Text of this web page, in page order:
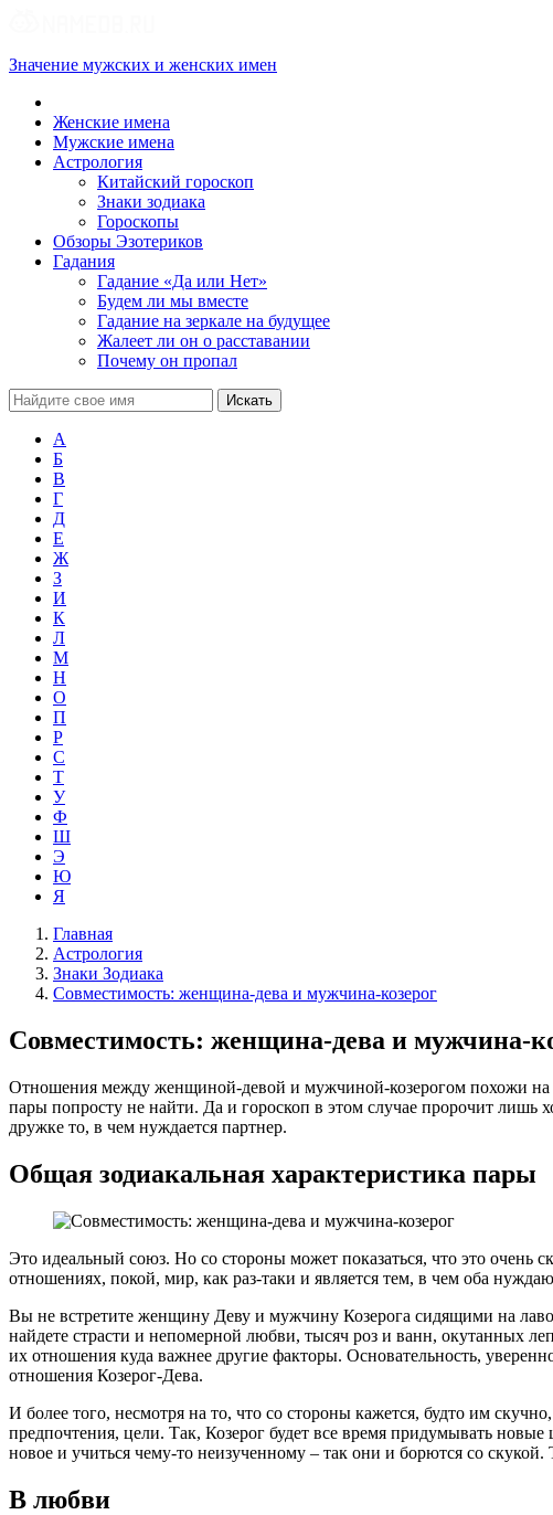
Значение мужских и женских имен
Женские имена
Мужские имена
Астрология
Китайский гороскоп
Знаки зодиака
Гороскопы
Обзоры Эзотериков
Гадания
Гадание «Да или Нет»
Будем ли мы вместе
Гадание на зеркале на будущее
Жалеет ли он о расставании
Почему он пропал
А
Б
В
Г
Д
Е
Ж
З
И
К
Л
М
Н
О
П
Р
С
Т
У
Ф
Ш
Э
Ю
Я
Главная
Астрология
Знаки Зодиака
Совместимость: женщина-дева и мужчина-козерог
Совместимость: женщина-дева и мужчина-
Отношения между женщиной-девой и мужчиной-козерогом похожи на
пары попросту не найти. Да и гороскоп в этом случае пророчит лишь
дружке то, в чем нуждается партнер.
Общая зодиакальная характеристика пары
Это идеальный союз. Но со стороны может показаться, что это очень
отношениях, покой, мир, как раз-таки и является тем, в чем оба
Вы не встретите женщину Деву и мужчину Козерога сидящими на
найдете страсти и непомерной любви, тысяч роз и ванн, окутанных
их отношения куда важнее другие факторы. Основательность,
отношения Козерог-Дева.
И более того, несмотря на то, что со стороны кажется, будто им
предпочтения, цели. Так, Козерог будет все время придумывать
новое и учиться чему-то неизученному – так они и борются со
В любви